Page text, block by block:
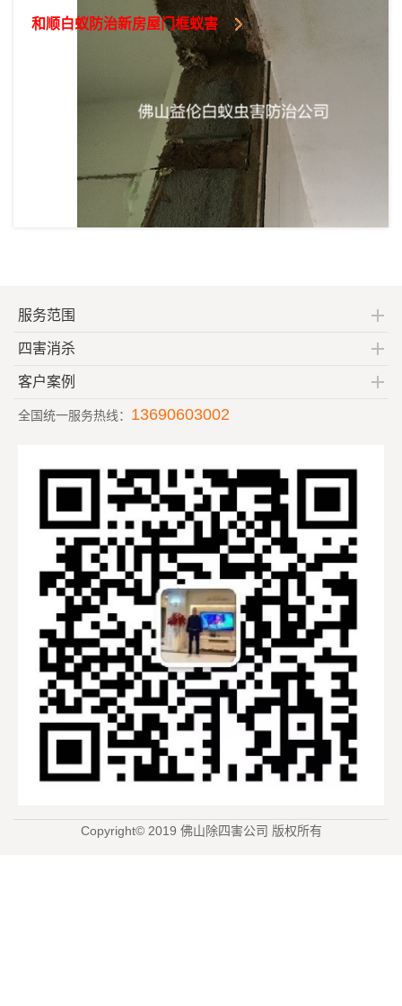
和顺白蚁防治新房屋门框蚁害
服务范围
四害消杀
客户案例
全国统一服务热线： 13690603002
Copyright© 2019 佛山除四害公司 版权所有